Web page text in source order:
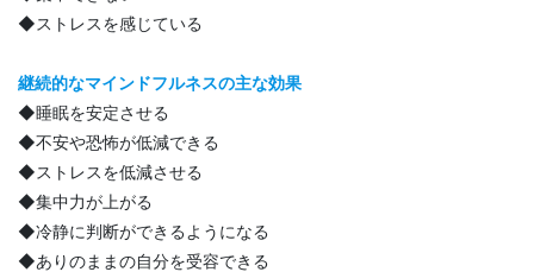
◆ストレスを感じている
継続的なマインドフルネスの主な効果
◆睡眠を安定させる
◆不安や恐怖が低減できる
◆ストレスを低減させる
◆集中力が上がる
◆冷静に判断ができるようになる
◆ありのままの自分を受容できる